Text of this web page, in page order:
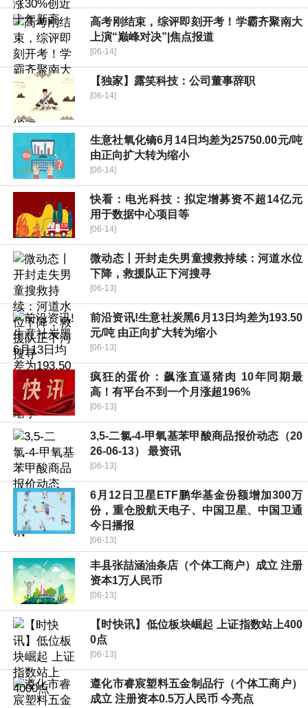
高考刚结束，综评即刻开考！学霸齐聚南大
上演“巅峰对决”|焦点报道
[06-14]
【独家】露笑科技：公司董事辞职
[06-14]
生意社氧化镝6月14日均差为25750.00元/吨
由正向扩大转为缩小
[06-14]
快看：电光科技：拟定增募资不超14亿元
用于数据中心项目等
[06-14]
微动态丨开封走失男童搜救持续：河道水位
下降，救援队正下河搜寻
[06-13]
前沿资讯!生意社炭黑6月13日均差为193.50
元/吨 由正向扩大转为缩小
[06-13]
疯狂的蛋价：飙涨直逼猪肉 10年同期最
高！有平台不到一个月涨超196%
[06-13]
3,5-二氯-4-甲氧基苯甲酸商品报价动态（20
26-06-13） 最资讯
[06-13]
6月12日卫星ETF鹏华基金份额增加300万
份，重仓股航天电子、中国卫星、中国卫通
今日播报
[06-13]
丰县张喆涵油条店（个体工商户）成立 注册
资本1万人民币
[06-13]
【时快讯】低位板块崛起 上证指数站上400
0点
[06-13]
遵化市睿宸塑料五金制品行（个体工商户）
成立 注册资本0.5万人民币 今亮点